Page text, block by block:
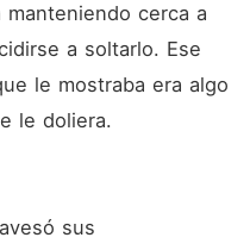
cerca a
a soltarlo. Ese
le mostraba era algo
le doliera.
sus